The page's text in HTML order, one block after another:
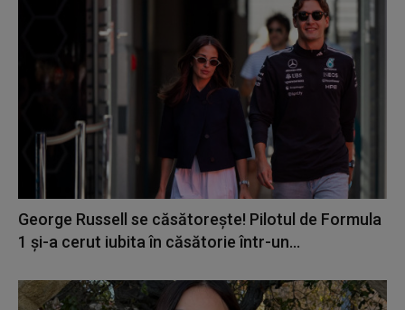
George Russell se căsătorește! Pilotul de Formula
1 și-a cerut iubita în căsătorie într-un...